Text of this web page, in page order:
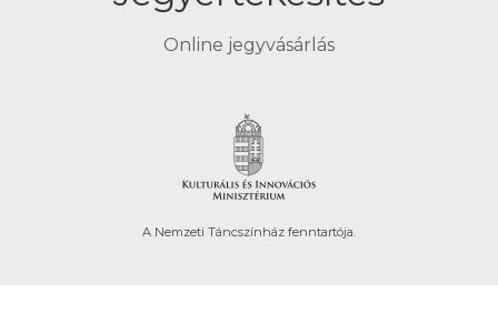
Online jegyvásárlás
A Nemzeti Táncszínház fenntartója.